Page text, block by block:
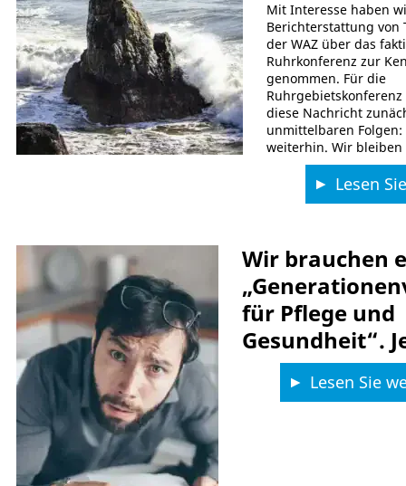
Mit Interesse haben
Berichterstattung von
der WAZ über das
Ruhrkonferenz zur
genommen. Für die
Ruhrgebietskonferenz
diese Nachricht
unmittelbaren Folgen:
weiterhin. Wir
Lesen
Wir brauchen
für Pflege und
Gesundheit“.
Lesen Sie